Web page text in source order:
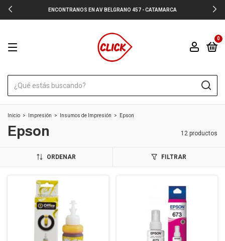
ENCONTRANOS EN AV BELGRANO 457 - CATAMARCA
0
Inicio > Impresión > Insumos de Impresión > Epson
Epson 12 productos
ORDENAR FILTRAR